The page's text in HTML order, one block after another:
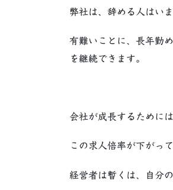
弊社は、辞める人はい
有難いことに、長年勤
を継続できます。
会社が成長するために
この求人倍率が下がっ
経営者は暫くは、自分